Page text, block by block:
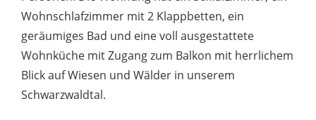
Wohnschlafzimmer mit 2 Klappbetten, ein
geräumiges Bad und eine voll ausgestattete
Wohnküche mit Zugang zum Balkon mit herrlichem
Blick auf Wiesen und Wälder in unserem
Schwarzwaldtal.